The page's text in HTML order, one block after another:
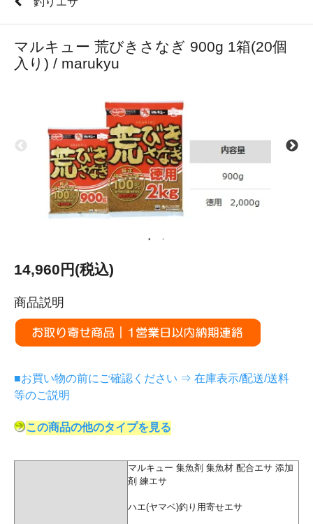
マルキュー 荒びきさなぎ 900g 1箱(20個
入り) / marukyu
14,960円(税込)
商品説明
■お買い物の前にご確認ください ⇒ 在庫表示/配送/送料
等のご説明
この商品の他のタイプを見る
マルキュー 集魚剤 集魚材 配合エサ 添加
剤 練エサ
ハエ(ヤマベ)釣り用寄せエサ